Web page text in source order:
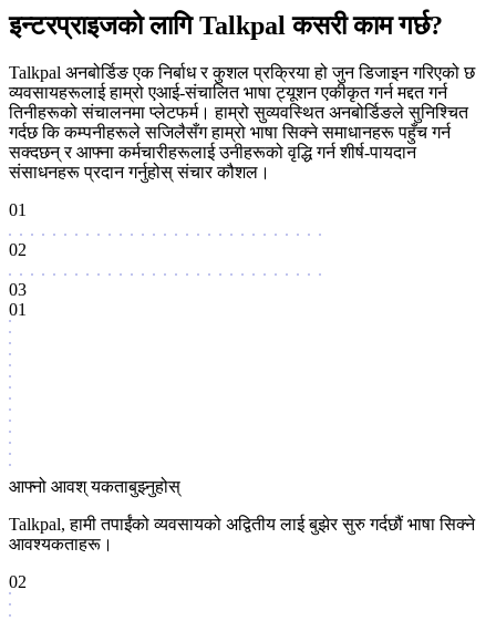
इन्टरप्राइजको लागि Talkpal कसरी काम गर्छ?
Talkpal अनबोर्डिङ एक निर्बाध र कुशल प्रक्रिया हो जुन डिजाइन गरिएको छ
व्यवसायहरूलाई हाम्रो एआई-संचालित भाषा ट्यूशन एकीकृत गर्न मद्दत गर्न
तिनीहरूको संचालनमा प्लेटफर्म। हाम्रो सुव्यवस्थित अनबोर्डिङले सुनिश्चित
गर्दछ कि कम्पनीहरूले सजिलैसँग हाम्रो भाषा सिक्ने समाधानहरू पहुँच गर्न
सक्दछन् र आफ्ना कर्मचारीहरूलाई उनीहरूको वृद्धि गर्न शीर्ष-पायदान
संसाधनहरू प्रदान गर्नुहोस् संचार कौशल।
01
02
03
01
आफ्नो आवश् यकताबुझ्नुहोस्
Talkpal, हामी तपाईंको व्यवसायको अद्वितीय लाई बुझेर सुरु गर्दछौं भाषा सिक्ने
आवश्यकताहरू।
02